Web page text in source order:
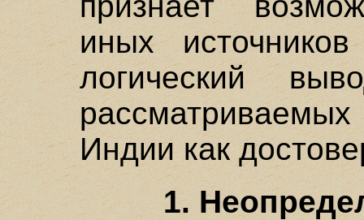
иных
логический
Индии как
1.